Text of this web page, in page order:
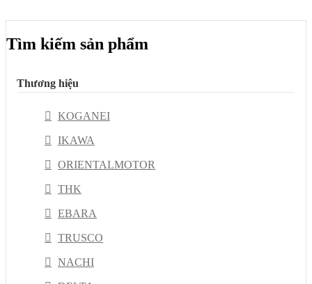
Tìm kiếm sản phẩm
Thương hiệu
KOGANEI
IKAWA
ORIENTALMOTOR
THK
EBARA
TRUSCO
NACHI